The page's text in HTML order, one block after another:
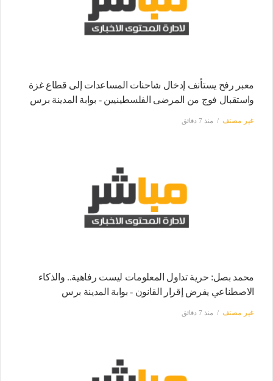
معبر رفح يستأنف إدخال شاحنات المساعدات إلى قطاع غزة
واستقبال فوج من المرضى الفلسطينيين - بوابة المدينة برس
غير مصنف منذ 7 دقائق
محمد بصل: حرية تداول المعلومات ليست رفاهية.. والذكاء
الاصطناعي يفرض إقرار القانون - بوابة المدينة برس
غير مصنف منذ 7 دقائق